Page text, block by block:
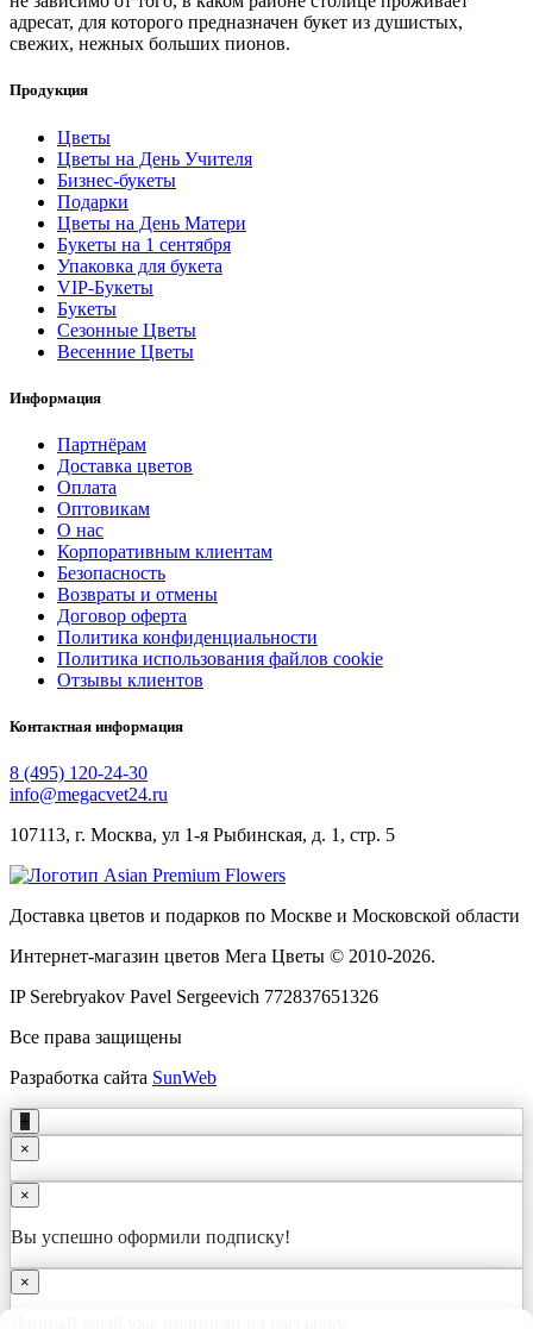
адресат, для которого предназначен букет из душистых,
свежих, нежных больших пионов.
Продукция
Цветы
Цветы на День Учителя
Бизнес-букеты
Подарки
Цветы на День Матери
Букеты на 1 сентября
Упаковка для букета
VIP-Букеты
Букеты
Сезонные Цветы
Весенние Цветы
Информация
Партнёрам
Доставка цветов
Оплата
Оптовикам
О нас
Корпоративным клиентам
Безопасность
Возвраты и отмены
Договор оферта
Политика конфиденциальности
Политика использования файлов cookie
Отзывы клиентов
Контактная информация
8 (495) 120-24-30
info@megacvet24.ru
107113, г. Москва, ул 1-я Рыбинская, д. 1, стр. 5
Доставка цветов и подарков по Москве и Московской области
Интернет-магазин цветов Мега Цветы © 2010-2026.
IP Serebryakov Pavel Sergeevich 772837651326
Все права защищены
Разработка сайта SunWeb
+
×
×
Вы успешно оформили подписку!
×